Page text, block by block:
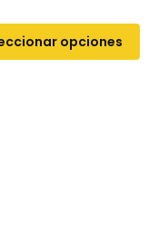
opciones